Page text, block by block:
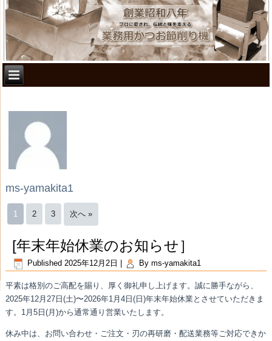
ms-yamakita1
1 2 3 次へ »
[年末年始休業のお知らせ］
Published 2025年12月2日 By ms-yamakita1
平素は格別のご高配を賜り、厚く御礼申し上げます。誠に勝手ながら、
2025年12月27日(土)〜2026年1月4日(日)年末年始休業とさせていただきま
す。1月5日(月)から通常通り営業いたします。
休み中は、お問い合わせ・ご注文・刃の再研磨・配送業務等ご対応できか